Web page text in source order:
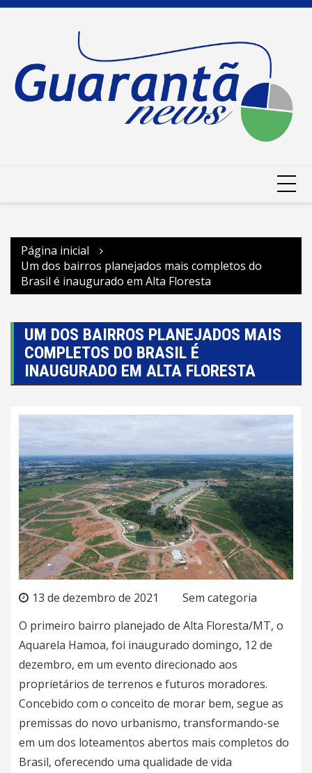
Ir
Página inicial
Um dos bairros planejados mais completos do
Brasil é inaugurado em Alta Floresta
UM DOS BAIRROS PLANEJADOS MAIS
COMPLETOS DO BRASIL É
INAUGURADO EM ALTA FLORESTA
13 de dezembro de 2021
Sem categoria
O primeiro bairro planejado de Alta Floresta/MT, o
Aquarela Hamoa, foi inaugurado domingo, 12 de
dezembro, em um evento direcionado aos
proprietários de terrenos e futuros moradores.
Concebido com o conceito de morar bem, segue as
premissas do novo urbanismo, transformando-se
em um dos loteamentos abertos mais completos do
Brasil, oferecendo uma qualidade de vida